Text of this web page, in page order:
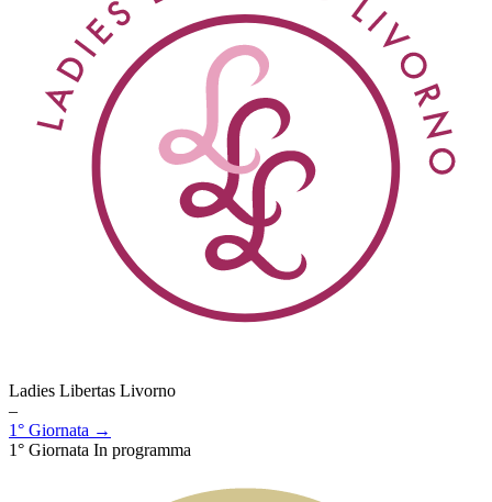
Ladies Libertas Livorno
–
1° Giornata →
1° Giornata In programma